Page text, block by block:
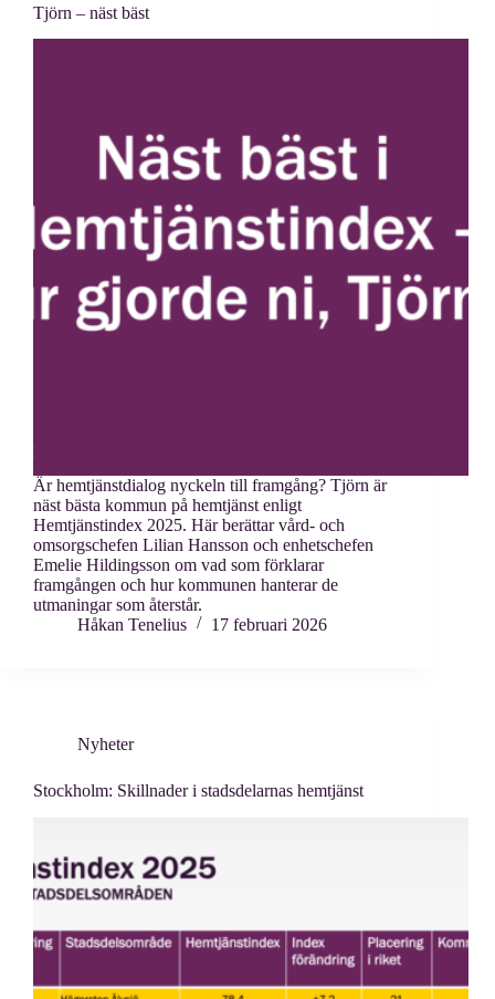
Tjörn – näst bäst
Är hemtjänstdialog nyckeln till framgång? Tjörn är
näst bästa kommun på hemtjänst enligt
Hemtjänstindex 2025. Här berättar vård- och
omsorgschefen Lilian Hansson och enhetschefen
Emelie Hildingsson om vad som förklarar
framgången och hur kommunen hanterar de
utmaningar som återstår.
Håkan Tenelius
17 februari 2026
Nyheter
Stockholm: Skillnader i stadsdelarnas hemtjänst